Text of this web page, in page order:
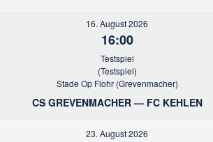
16. August 2026
16:00
Testspiel
(Testspiel)
Stade Op Flohr (Grevenmacher)
CS GREVENMACHER — FC KEHLEN
23. August 2026